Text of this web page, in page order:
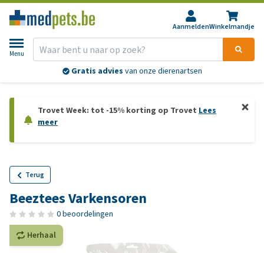
AanmeldenWinkelmandje
Menu
Gratis advies van onze dierenartsen
Trovet Week: tot -15% korting op Trovet Lees
meer
Terug
Beeztees Varkensoren
0 beoordelingen
Herhaal